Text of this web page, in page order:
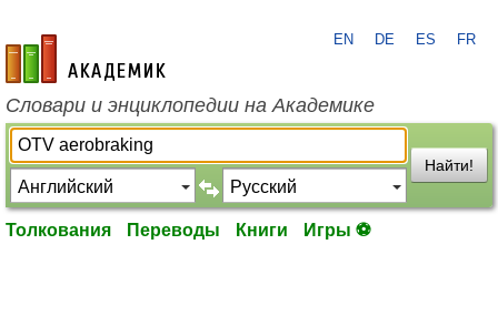
academic.ru
EN DE ES FR
Словари и энциклопедии на Академике
Найти!
Толкования Переводы Книги Игры ⚽